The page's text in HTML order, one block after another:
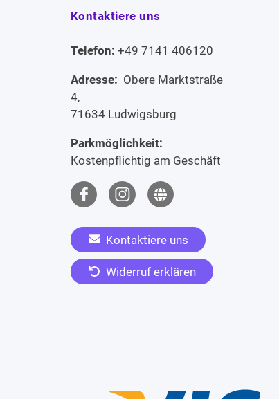
Kontaktiere uns
Telefon: +49 7141 406120
Adresse: Obere Marktstraße
4,
71634 Ludwigsburg
Parkmöglichkeit:
Kostenpflichtig am Geschäft
Kontaktiere uns
Widerruf erklären